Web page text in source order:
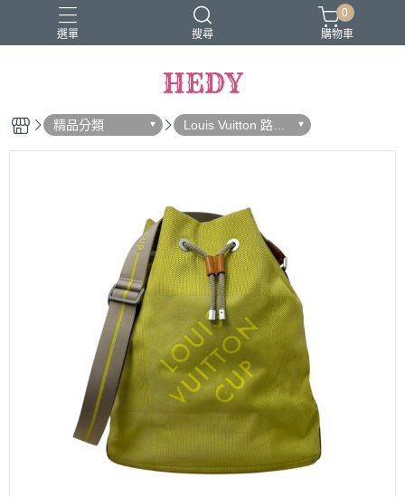
選單 搜尋
0
購物車
HEDY
精品分類
Louis Vuitton 路易
威登